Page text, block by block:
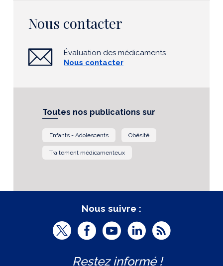
Nous contacter
Évaluation des médicaments
Nous contacter
Toutes nos publications sur
Enfants - Adolescents Obésité
Traitement médicamenteux
Nous suivre :
T
F
Y
L
R
Restez informé !